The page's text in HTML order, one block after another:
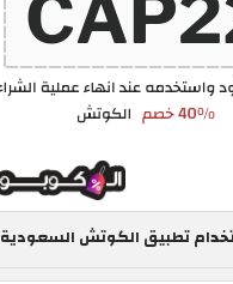
تطبيق الكوتش السعودية